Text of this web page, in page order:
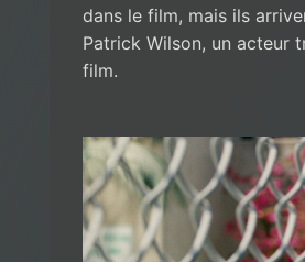
dans le film, mais ils
Patrick Wilson, un acteur
film.